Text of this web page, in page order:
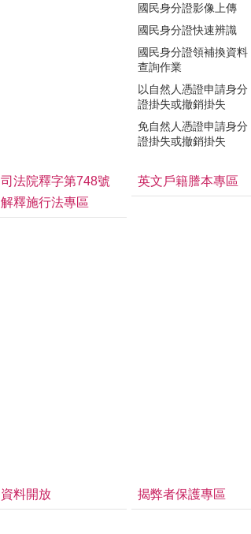
國民身分證影像上傳
國民身分證快速辨識
國民身分證領補換資料
查詢作業
以自然人憑證申請身分
證掛失或撤銷掛失
免自然人憑證申請身分
證掛失或撤銷掛失
司法院釋字第748號
解釋施行法專區
英文戶籍謄本專區
資料開放 揭弊者保護專區